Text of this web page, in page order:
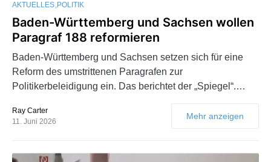
AKTUELLES POLITIK
Baden-Württemberg und Sachsen wollen
Paragraf 188 reformieren
Baden-Württemberg und Sachsen setzen sich für eine
Reform des umstrittenen Paragrafen zur
Politikerbeleidigung ein. Das berichtet der „Spiegel“.…
Ray Carter
11. Juni 2026
Mehr anzeigen